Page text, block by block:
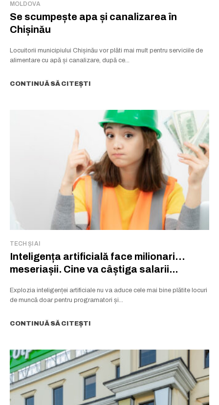
MOLDOVA
Se scumpește apa și canalizarea în
Chișinău
Locuitorii municipiului Chișinău vor plăti mai mult pentru serviciile de
alimentare cu apă și canalizare, după ce...
CONTINUĂ SĂ CITEȘTI
TECH ȘI AI
Inteligența artificială face milionari…
meseriașii. Cine va câștiga salarii...
Explozia inteligenței artificiale nu va aduce cele mai bine plătite locuri
de muncă doar pentru programatori și...
CONTINUĂ SĂ CITEȘTI